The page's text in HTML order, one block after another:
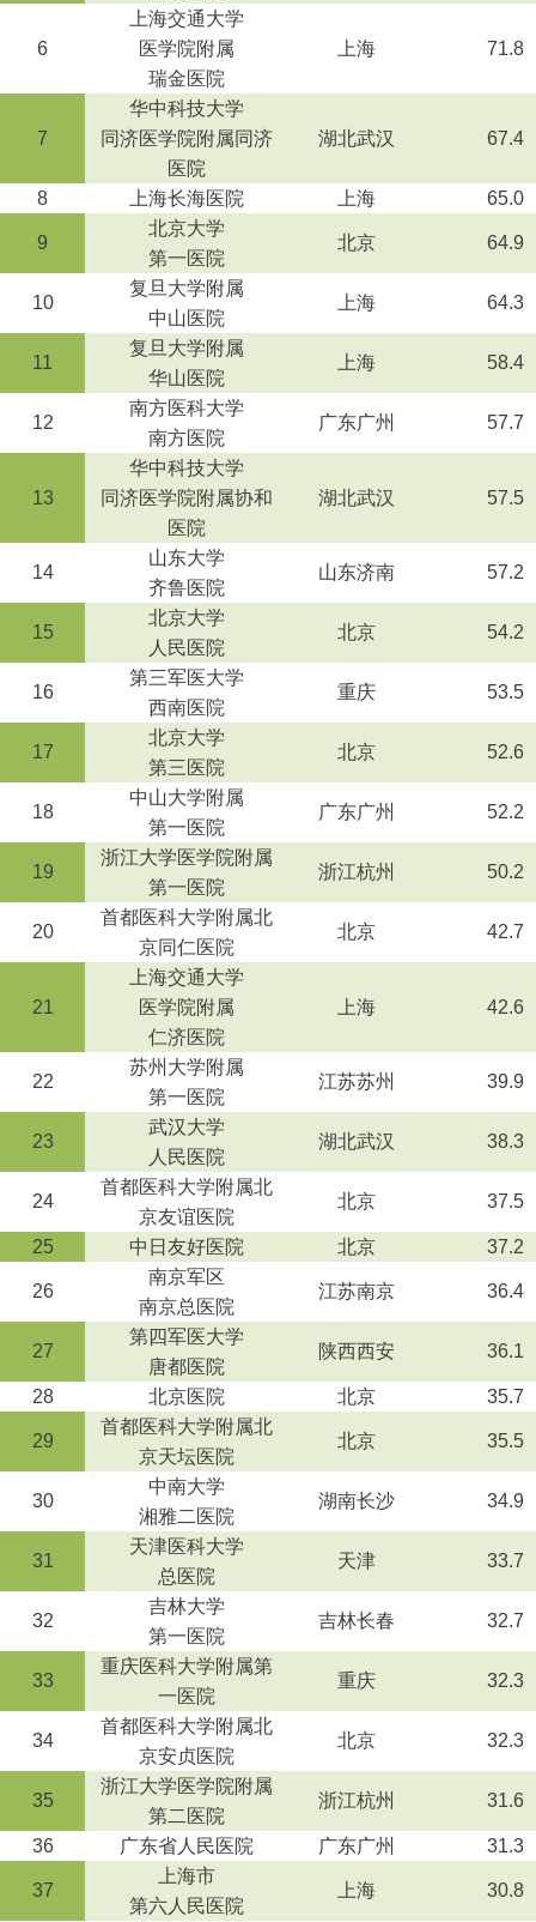
6
上海交通大学
医学院附属
瑞金医院
上海 71.8
7
华中科技大学
同济医学院附属同济
医院
湖北武汉 67.4
8 上海长海医院 上海 65.0
9
北京大学
第一医院
北京 64.9
10
复旦大学附属
中山医院
上海 64.3
11
复旦大学附属
华山医院
上海 58.4
12
南方医科大学
南方医院
广东广州 57.7
13
华中科技大学
同济医学院附属协和
医院
湖北武汉 57.5
14
山东大学
齐鲁医院
山东济南 57.2
15
北京大学
人民医院
北京 54.2
16
第三军医大学
西南医院
重庆 53.5
17
北京大学
第三医院
北京 52.6
18
中山大学附属
第一医院
广东广州 52.2
19
浙江大学医学院附属
第一医院
浙江杭州 50.2
20
首都医科大学附属北
京同仁医院
北京 42.7
21
上海交通大学
医学院附属
仁济医院
上海 42.6
22
苏州大学附属
第一医院
江苏苏州 39.9
23
武汉大学
人民医院
湖北武汉 38.3
24
首都医科大学附属北
京友谊医院
北京 37.5
25 中日友好医院 北京 37.2
26
南京军区
南京总医院
江苏南京 36.4
27
第四军医大学
唐都医院
陕西西安 36.1
28 北京医院 北京 35.7
29
首都医科大学附属北
京天坛医院
北京 35.5
30
中南大学
湘雅二医院
湖南长沙 34.9
31
天津医科大学
总医院
天津 33.7
32
吉林大学
第一医院
吉林长春 32.7
33
重庆医科大学附属第
一医院
重庆 32.3
34
首都医科大学附属北
京安贞医院
北京 32.3
35
浙江大学医学院附属
第二医院
浙江杭州 31.6
36 广东省人民医院 广东广州 31.3
37
上海市
第六人民医院
上海 30.8